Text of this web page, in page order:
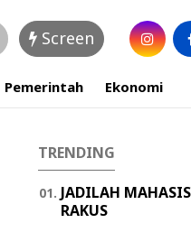
Screen
Pemerintah Ekonomi
TRENDING
JADILAH
RAKUS